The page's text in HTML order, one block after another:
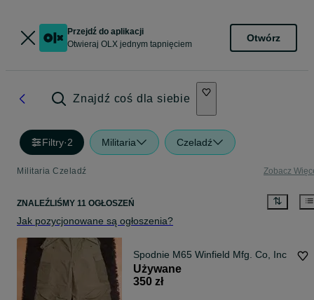
Przejdź do aplikacji
Otwieraj OLX jednym tapnięciem
Otwórz
Znajdź coś dla siebie
Filtry·2 Militaria Czeladź
Militaria Czeladź Zobacz
ZNALEŹLIŚMY 11 OGŁOSZEŃ
Jak pozycjonowane są ogłoszenia?
Spodnie M65 Winfield Mfg. Co, Inc
Używane
350 zł